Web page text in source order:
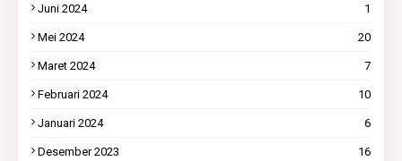
Juni 2024 1
Mei 2024 20
Maret 2024 7
Februari 2024 10
Januari 2024 6
Desember 2023 16